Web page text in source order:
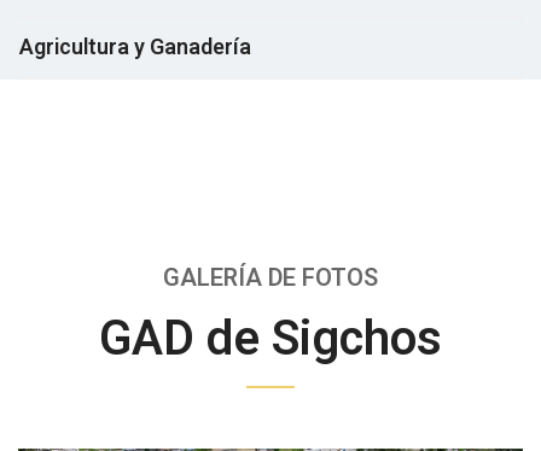
Agricultura y Ganadería
GALERÍA DE FOTOS
GAD de Sigchos